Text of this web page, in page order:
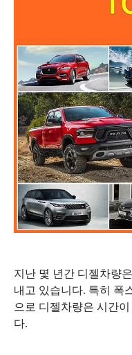
지난 몇 년간 디젤차량은
내고 있습니다. 특히 폭
으로 디젤차량은 시간이
다.